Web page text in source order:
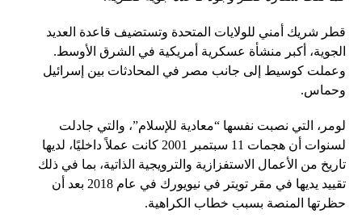
قطر شريك أمني للولايات المتحدة وتستضيف قاعدة العديد
الجوية، أكبر منشأة عسكرية أمريكية في الشرق الأوسط.
وعملت كوسيط إلى جانب مصر في المحادثات بين إسرائيل
وحماس.
لومر، التي نصبت نفسها “معادية للإسلام”، والتي جادلت
لسنوات أن هجمات 11 سبتمبر 2001 كانت عملاً داخليًا، لديها
تاريخ من الأعمال الاستفزازية والترويجية الذاتية، بما في ذلك
تقييد يديها في مقر تويتر في نيويورك في عام 2018 بعد أن
حظرتها المنصة بسبب خطاب الكراهية.